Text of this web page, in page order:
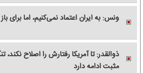
ونس: به ایران اعتماد نمی‌کنیم، اما برای
ذوالقدر: تا آمریکا رفتارش را اصلاح
مثبت ادامه دارد